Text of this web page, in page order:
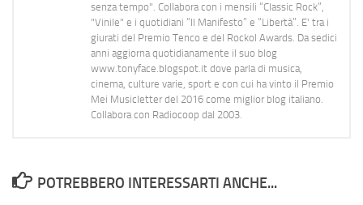
senza tempo". Collabora con i mensili “Classic Rock”,
"Vinile" e i quotidiani “Il Manifesto” e “Libertà”. E' tra i
giurati del Premio Tenco e del Rockol Awards. Da sedici
anni aggiorna quotidianamente il suo blog
www.tonyface.blogspot.it dove parla di musica,
cinema, culture varie, sport e con cui ha vinto il Premio
Mei Musicletter del 2016 come miglior blog italiano.
Collabora con Radiocoop dal 2003.
POTREBBERO INTERESSARTI ANCHE...